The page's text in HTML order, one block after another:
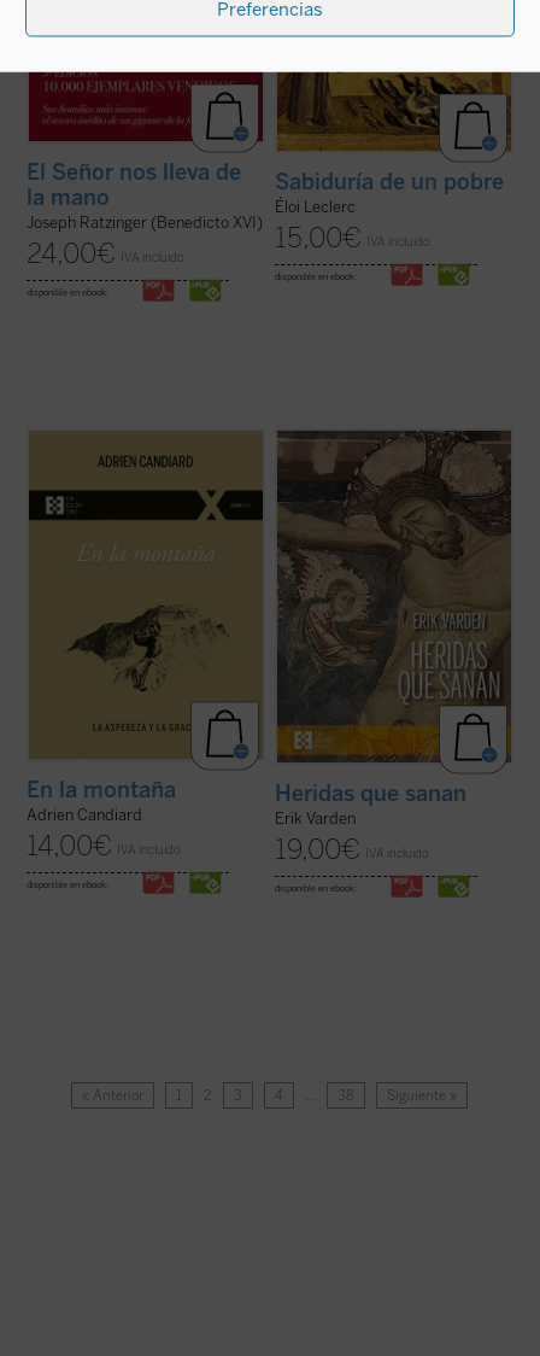
Preferencias
El Señor nos lleva de
la mano
Joseph Ratzinger (Benedicto XVI)
24,00€ IVA incluido
disponible en ebook:
Sabiduría de un pobre
Éloi Leclerc
15,00€ IVA incluido
disponible en ebook:
Adrien Candiard nos conduce al corazón
proclama las Bienaventuranzas y propone
exigencias que parecen inalcanzables:
En la montaña
Adrien Candiard
14,00€ IVA incluido
disponible en ebook:
¿Qué hacer cuando el sufrimiento se
vuelve insoportable y las respuestas
convencionales ya no bastan? El monje y
obispo Erik Varden nos propone un camino.
Inspirándose en un antiguo poema
cisterciense, este libro nos invita a
contemplar ...
Heridas que sanan
Erik Varden
19,00€ IVA incluido
disponible en ebook:
« Anterior 1 2 3 4 … 38 Siguiente »